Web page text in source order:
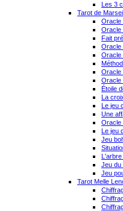
Les 3
Tarot de
Oracle
Oracle
Fait
Oracle
Oracle
Oracle
Oracle
Étoile
La
Le jeu
Une
Oracle
Le jeu
Jeu
L'arbre
Jeu du
Jeu
Tarot Melle